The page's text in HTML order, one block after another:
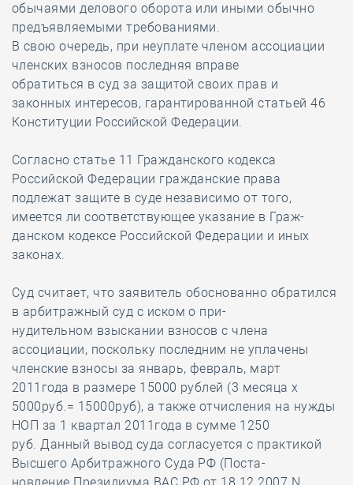
обычаями делового оборота или иными обычно
предъявляемыми требованиями.
В свою очередь, при неуплате членом ассоциации
членских взносов последняя вправе
обратиться в суд за защитой своих прав и
законных интересов, гарантированной статьей 46
Конституции Российской Федерации.
Согласно статье 11 Гражданского кодекса
Российской Федерации гражданские права
подлежат защите в суде независимо от того,
имеется ли соответствующее указание в Граж-
данском кодексе Российской Федерации и иных
законах.
Суд считает, что заявитель обоснованно обратился
в арбитражный суд с иском о при-
нудительном взыскании взносов с члена
ассоциации, поскольку последним не уплачены
членские взносы за январь, февраль, март
2011года в размере 15000 рублей (3 месяца х
5000руб.= 15000руб), а также отчисления на нужды
НОП за 1 квартал 2011года в сумме 1250
руб. Данный вывод суда согласуется с практикой
Высшего Арбитражного Суда РФ (Поста-